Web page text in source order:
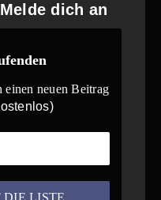
dich an
einen neuen Beitrag